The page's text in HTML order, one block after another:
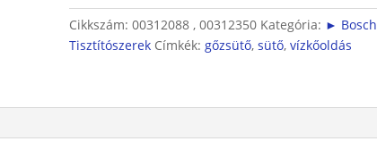
ml)
mennyiség
Cikkszám:00312088 , 00312350 Kategória: ► Bosch
Tisztítószerek Címkék:gőzsütő,sütő,vízkőoldás